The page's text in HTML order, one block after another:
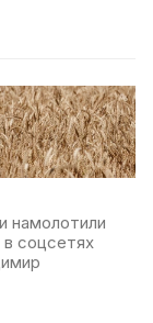
намолотили
соцсетях